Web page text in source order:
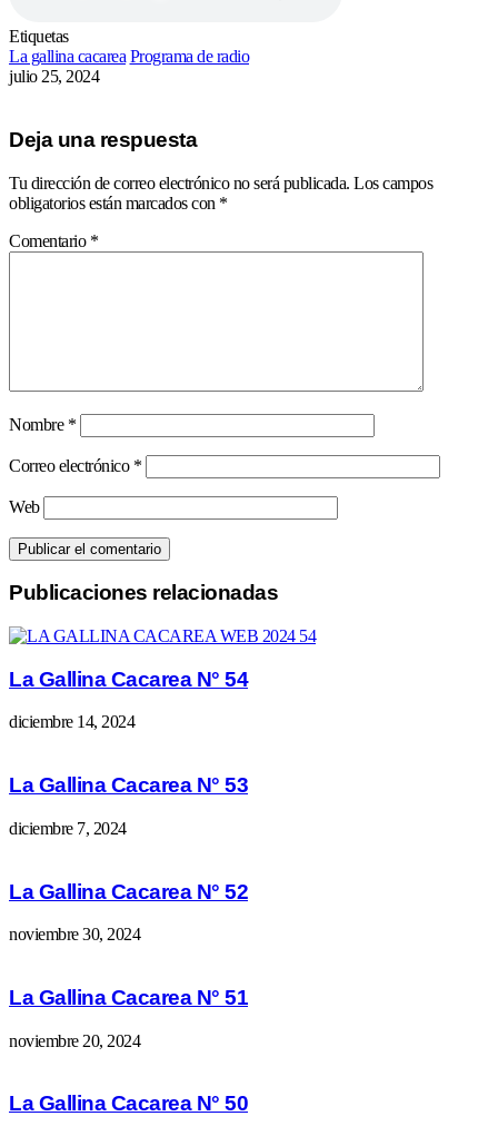
Etiquetas
La gallina cacarea Programa de radio
julio 25, 2024
Deja una respuesta
Tu dirección de correo electrónico no será publicada. Los campos
obligatorios están marcados con *
Comentario *
Nombre *
Correo electrónico *
Web
Publicaciones relacionadas
La Gallina Cacarea N° 54
diciembre 14, 2024
La Gallina Cacarea N° 53
diciembre 7, 2024
La Gallina Cacarea N° 52
noviembre 30, 2024
La Gallina Cacarea N° 51
noviembre 20, 2024
La Gallina Cacarea N° 50